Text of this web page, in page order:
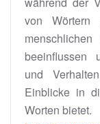
von Wörtern
beeinflussen
und
Einblicke in
Worten bietet.